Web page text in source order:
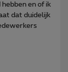
en of ik
dat duidelijk